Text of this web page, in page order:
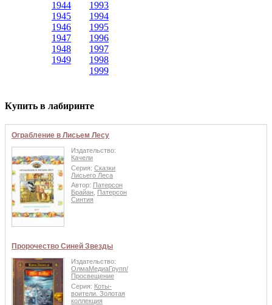
1944
1945
1946
1947
1948
1949
1993
1994
1995
1996
1997
1998
1999
Купить в лабиринте
Ограбление в Лисьем Лесу
Издательство:
Качели
Серия: Сказки
Лисьего Леса
Автор: Патерсон
Брайан Патерсон
Синтия
Пророчество Синей Звезды
Издательство:
ОлмаМедиаГрупп/
Просвещение
Серия: Коты-
воители. Золотая
коллекция